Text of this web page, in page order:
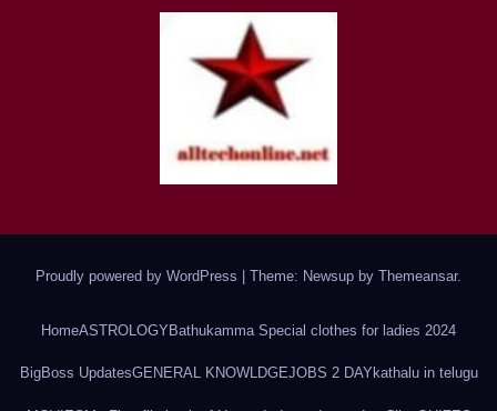
Proudly powered by WordPress Theme: Newsup by Themeansar.
HomeASTROLOGYBathukamma Special clothes for ladies 2024
BigBoss UpdatesGENERAL KNOWLDGEJOBS 2 DAY kathalu in telugu